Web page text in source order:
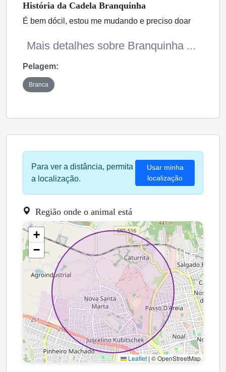
História da Cadela Branquinha
É bem dócil, estou me mudando e preciso doar
Mais detalhes sobre Branquinha ...
Pelagem:
Branca
Para ver a distância, permita
a localização.
Usar minha
localização
Região onde o animal está
+
−
Leaflet |© OpenStreetMap